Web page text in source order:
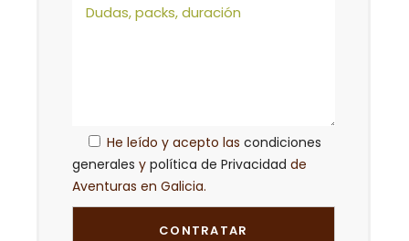
He leído y acepto las condiciones
generales y política de Privacidad de
Aventuras en Galicia.